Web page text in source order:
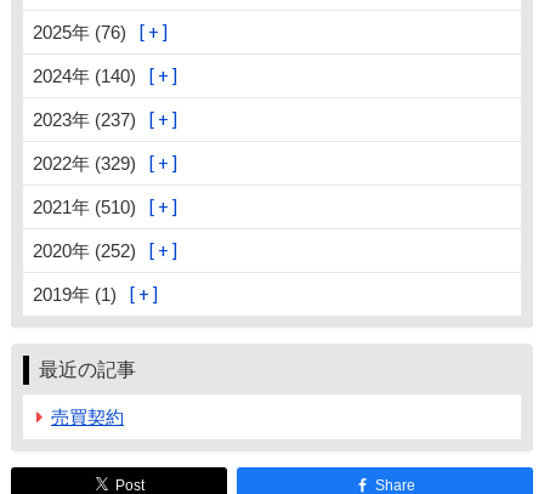
2025年 (76)
2024年 (140)
2023年 (237)
2022年 (329)
2021年 (510)
2020年 (252)
2019年 (1)
最近の記事
売買契約
Post Share